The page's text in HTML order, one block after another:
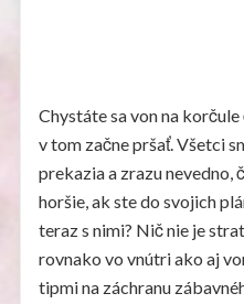
Chystáte sa von na
v tom začne pršať. Všetci
prekazia a zrazu nevedno,
horšie, ak ste do svojich
teraz s nimi? Nič nie je
rovnako vo vnútri ako aj
tipmi na záchranu